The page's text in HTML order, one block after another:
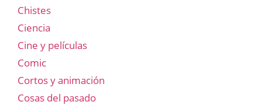
Chistes
Ciencia
Cine y películas
Comic
Cortos y animación
Cosas del pasado